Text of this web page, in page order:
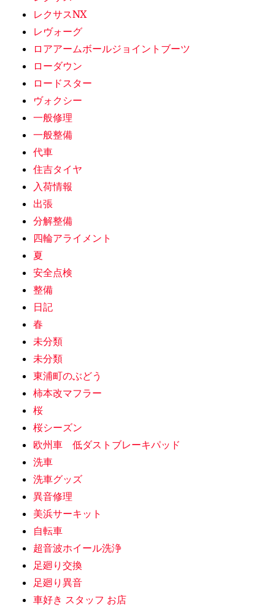
レクサスNX
レヴォーグ
ロアアームボールジョイントブーツ
ローダウン
ロードスター
ヴォクシー
一般修理
一般整備
代車
住吉タイヤ
入荷情報
出張
分解整備
四輪アライメント
夏
安全点検
整備
日記
春
未分類
未分類
東浦町のぶどう
柿本改マフラー
桜
桜シーズン
欧州車 低ダストブレーキパッド
洗車
洗車グッズ
異音修理
美浜サーキット
自転車
超音波ホイール洗浄
足廻り交換
足廻り異音
車好き スタッフ お店